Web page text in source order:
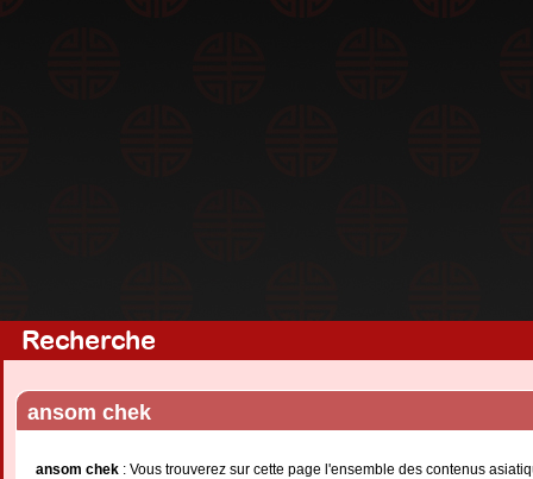
Recherche
ansom chek
ansom chek : Vous trouverez sur cette page l'ensemble des contenus